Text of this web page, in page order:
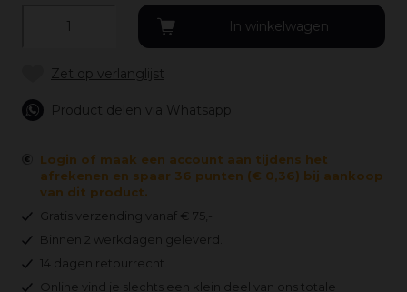
Product delen via Whatsapp
Login of maak een account aan tijdens het
afrekenen en spaar 36 punten (€ 0,36) bij aankoop
van dit product.
Gratis verzending vanaf € 75,-
Binnen 2 werkdagen geleverd.
14 dagen retourrecht.
Online vind je slechts een klein deel van ons totale